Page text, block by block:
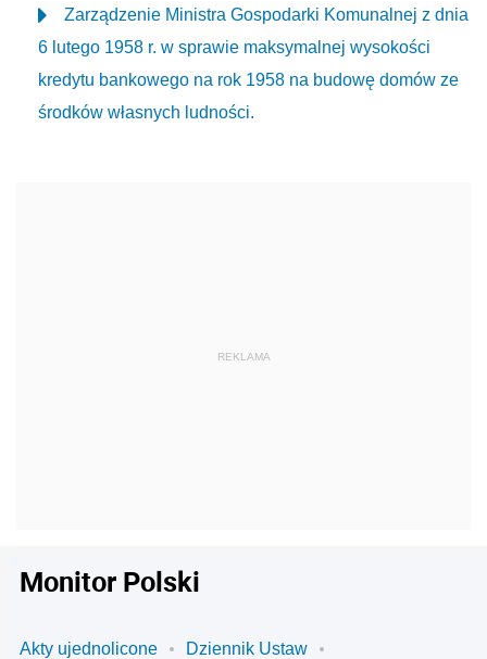
Zarządzenie Ministra Gospodarki Komunalnej z dnia
6 lutego 1958 r. w sprawie maksymalnej wysokości
kredytu bankowego na rok 1958 na budowę domów ze
środków własnych ludności.
Monitor Polski
Akty ujednolicone
Dziennik Ustaw